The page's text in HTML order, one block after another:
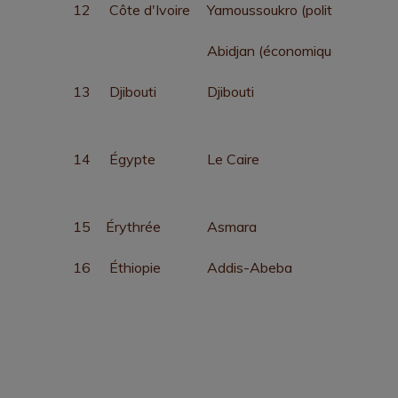
12 Côte d'Ivoire Yamoussoukro (politique)
Abidjan (économique)
13 Djibouti Djibouti
14 Égypte Le Caire
15 Érythrée Asmara
16 Éthiopie Addis-Abeba